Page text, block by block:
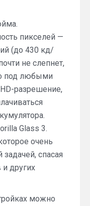
пикселей —
(до 430 кд/
не слепнет,
под любыми
разрешение,
Glass 3.
очень
спасая
и других
можно